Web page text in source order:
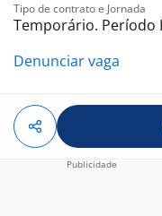
Contrato inicialmente
possibilidade de
Corações
Horário: : 08:00
12:00 (Sáb)
Tipo de contrato e Jornada
Temporário. Período
Denunciar vaga